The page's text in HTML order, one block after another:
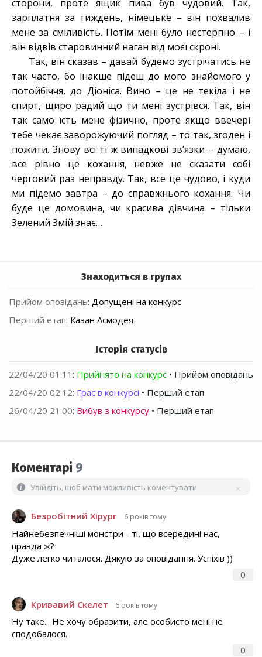
сторони, проте ящик пива був чудовий. Так,
зарплатня за тиждень, німецьке – він похвалив
мене за сміливість. Потім мені було нестерпно – і
він відвів старовинний наган від моєї скроні.
Так, він сказав – давай будемо зустрічатись не
так часто, бо інакше підеш до мого знайомого у
потойбіччя, до Діоніса. Вино – це не текіла і не
спирт, щиро радий що ти мені зустрівся. Так, він
так само їсть мене фізично, проте якщо ввечері
тебе чекає заворожуючий погляд – то так, згоден і
пожити. Знову всі ті ж випадкові зв’язки – думаю,
все рівно це кохання, невже не сказати собі
черговий раз неправду. Так, все це чудово, і куди
ми підемо завтра – до справжнього кохання. Чи
буде це домовина, чи красива дівчина – тільки
Зелений Змій знає…
Знаходиться в групах
Прийом оповідань: Допущені на конкурс
Перший етап: Казан Асмодея
Історія статусів
22/04/20 01:11 : Прийнято на конкурс • Прийом оповідань
22/04/20 02:12: Грає в конкурсі • Перший етап
26/04/20 21:00: Вибув з конкурсу • Перший етап
Коментарі 9
Увійдіть, щоб мати можливість коментувати
Безробітний Хірург 6 років тому
0
Найнебезпечніші монстри - ті, що всередині нас,
правда ж?
Дуже легко читалося. Дякую за оповідання. Успіхів ))
Кривавий Скелет 6 років тому
0
Ну таке... Не хочу образити, але особисто мені не
сподобалося.